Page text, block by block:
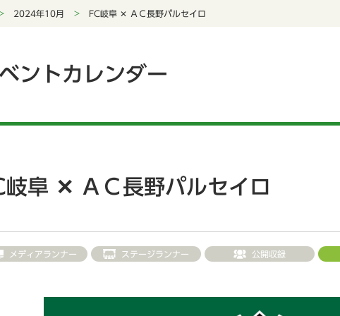
2024年10月 FC岐阜 ✕ ＡＣ長野パルセイロ
ントカレンダー
岐阜 ✕ ＡＣ長野パルセイロ
メディアランナー ステージランナー 公開収録